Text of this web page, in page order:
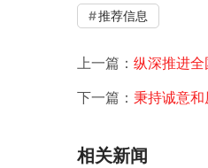
推荐信息
上一篇： 纵深推进
下一篇： 秉持诚意
相关新闻